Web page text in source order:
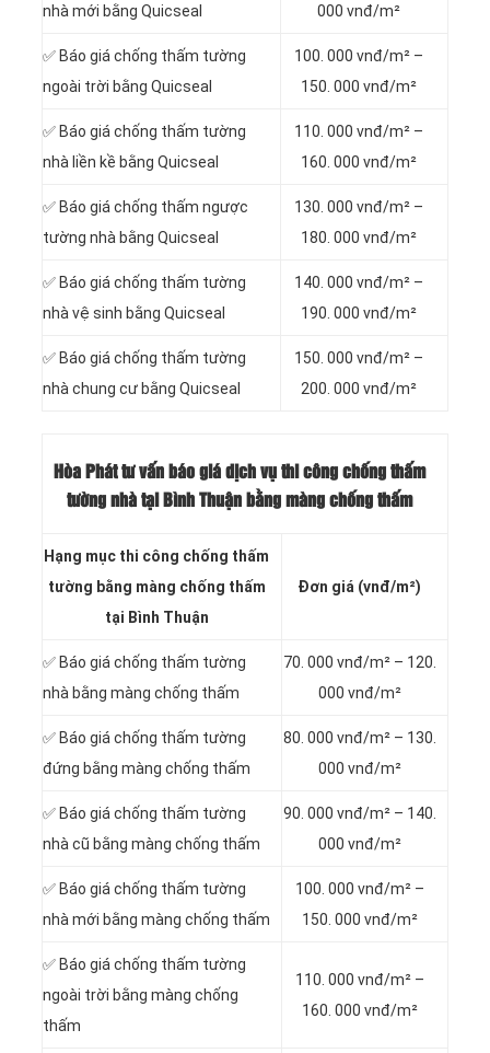
nhà mới bằng Quicseal
000 vnđ/m²
✅ Báo giá chống thấm tường
ngoài trời bằng Quicseal
100. 000 vnđ/m² –
150. 000 vnđ/m²
✅ Báo giá chống thấm tường
nhà liền kề bằng Quicseal
110. 000 vnđ/m² –
160. 000 vnđ/m²
✅ Báo giá chống thấm ngược
tường nhà bằng Quicseal
130. 000 vnđ/m² –
180. 000 vnđ/m²
✅ Báo giá chống thấm tường
nhà vệ sinh bằng Quicseal
140. 000 vnđ/m² –
190. 000 vnđ/m²
✅ Báo giá chống thấm tường
nhà chung cư bằng Quicseal
150. 000 vnđ/m² –
200. 000 vnđ/m²
Hòa Phát tư vấn báo giá dịch vụ thi công chống thấm
tường nhà tại Bình Thuận bằng màng chống thấm
Hạng mục thi công chống thấm
tường bằng màng chống thấm
tại Bình Thuận
Đơn giá (vnđ/m²)
✅ Báo giá chống thấm tường
nhà bằng màng chống thấm
70. 000 vnđ/m² – 120.
000 vnđ/m²
✅ Báo giá chống thấm tường
đứng bằng màng chống thấm
80. 000 vnđ/m² – 130.
000 vnđ/m²
✅ Báo giá chống thấm tường
nhà cũ bằng màng chống thấm
90. 000 vnđ/m² – 140.
000 vnđ/m²
✅ Báo giá chống thấm tường
nhà mới bằng màng chống thấm
100. 000 vnđ/m² –
150. 000 vnđ/m²
✅ Báo giá chống thấm tường
ngoài trời bằng màng chống
thấm
110. 000 vnđ/m² –
160. 000 vnđ/m²